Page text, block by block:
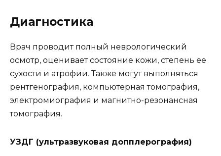
Диагностика
Врач проводит полный неврологический
осмотр, оценивает состояние кожи, степень ее
сухости и атрофии. Также могут выполняться
рентгенография, компьютерная томография,
электромиография и магнитно-резонансная
томография.
УЗДГ (ультразвуковая допплерография)